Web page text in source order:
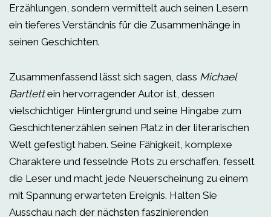
Erzählungen, sondern vermittelt auch seinen Lesern
ein tieferes Verständnis für die Zusammenhänge in
seinen Geschichten.
Zusammenfassend lässt sich sagen, dass Michael
Bartlettein hervorragender Autor ist, dessen
vielschichtiger Hintergrund und seine Hingabe zum
Geschichtenerzählen seinen Platz in der literarischen
Welt gefestigt haben. Seine Fähigkeit, komplexe
Charaktere und fesselnde Plots zu erschaffen, fesselt
die Leser und macht jede Neuerscheinung zu einem
mit Spannung erwarteten Ereignis. Halten Sie
Ausschau nach der nächsten faszinierenden